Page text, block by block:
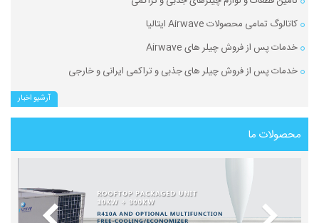
کاتالوگ تمامی محصولات Airwave ایتالیا
خدمات پس از فروش چیلر های Airwave
خدمات پس از فروش چیلر های جذبی و تراکمی ایرانی و خارجی
آرشیو اخبار
محصولات ما